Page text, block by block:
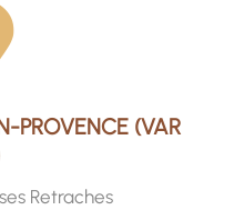
PROVENCE (VAR
Retraches